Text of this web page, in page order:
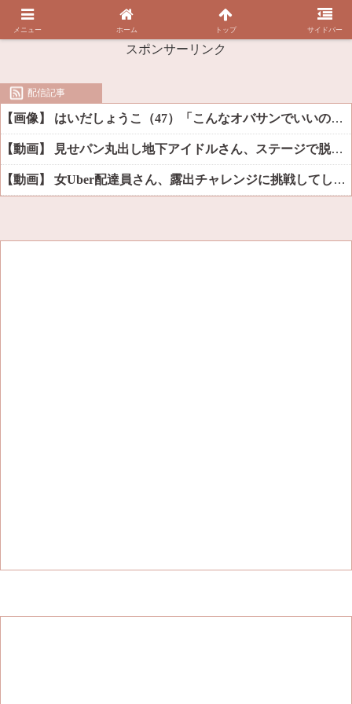
スポンサーリンク
配信記事
【画像】 はいだしょうこ（47）「こんなオバサンでいいの…？」
【動画】 見せパン丸出し地下アイドルさん、ステージで脱いでしまう
【動画】 女Uber配達員さん、露出チャレンジに挑戦してしまうｗｗｗｗ
メニュー ホーム トップ サイドバー